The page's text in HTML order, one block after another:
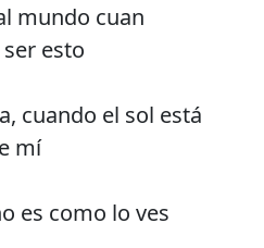
mundo cuan
esto
cuando el sol está
mí
es como lo ves